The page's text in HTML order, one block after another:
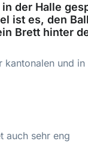
der Halle
ist es, den
Brett hinter
und
auch sehr eng